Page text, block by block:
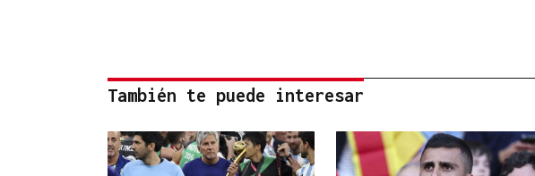
También te puede interesar